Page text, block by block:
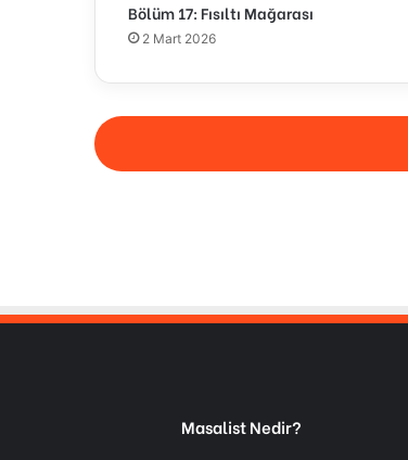
Bölüm 17: Fısıltı Mağarası
2 Mart 2026
Masalist Nedir?